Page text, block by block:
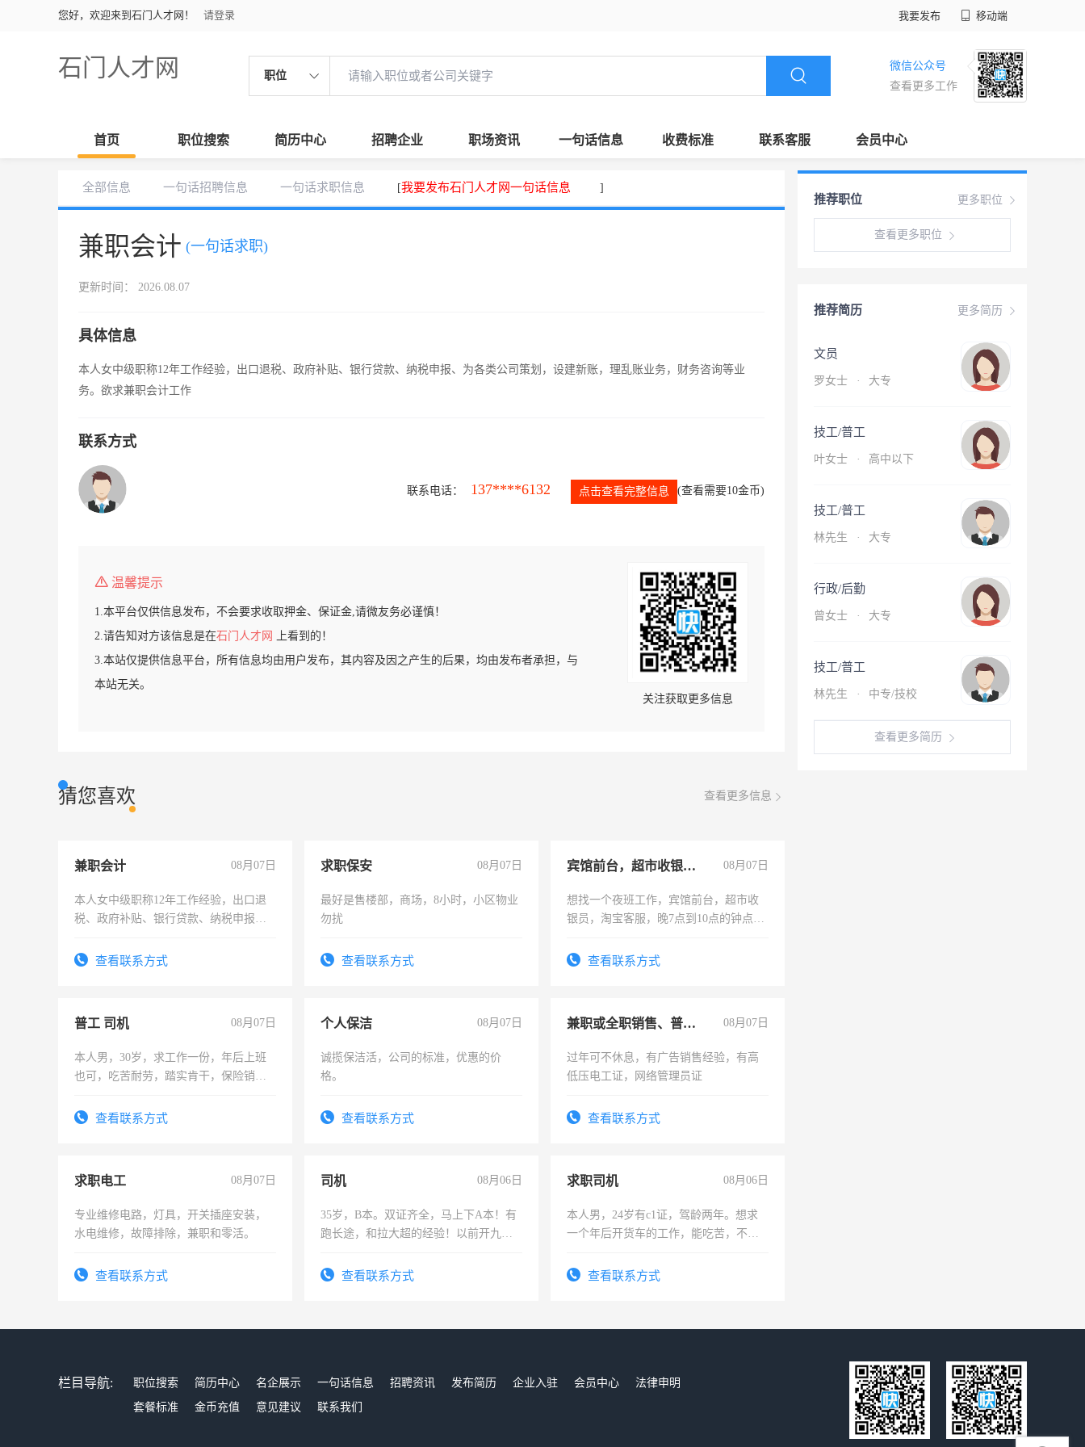
您好，欢迎来到石门人才网！ 请登录 我要发布 移动端
石门人才网 职位
微信公众号
查看更多工作
首页 职位搜索 简历中心 招聘企业 职场资讯 一句话信息 收费标准 联系客服 会员中心
全部信息 一句话招聘信息 一句话求职信息 [我要发布石门人才网一句话信息 ]
兼职会计 (一句话求职)
更新时间： 2026.08.07
具体信息
本人女中级职称12年工作经验，出口退税、政府补贴、银行贷款、纳税申报、为各类公司策划，设建新账，理乱账业务，财务咨询等业
务。欲求兼职会计工作
联系方式
联系电话： 137****6132 点击查看完整信息 (查看需要10金币)
温馨提示
1.本平台仅供信息发布，不会要求收取押金、保证金,请微友务必谨慎！
2.请告知对方该信息是在石门人才网
上看到的！
3.本站仅提供信息平台，所有信息均由用户发布，其内容及因之产生的后果，均由发布者承担，与
本站无关。
关注获取更多信息
猜您喜欢 查看更多信息
兼职会计 08月07日
本人女中级职称12年工作经验，出口退
税、政府补贴、银行贷款、纳税申报、
务，财务咨询等业务。欲求兼职会计工
查看联系方式
求职保安 08月07日
最好是售楼部，商场，8小时，小区物业
勿扰
查看联系方式
宾馆前台，超市收银员，淘宝客服 08月07日
想找一个夜班工作，宾馆前台，超市收
银员，淘宝客服，晚7点到10点的钟点
号同微信查看联系方式
普工 司机 08月07日
本人男，30岁，求工作一份，年后上班
也可，吃苦耐劳，踏实肯干，保险销售
查看联系方式
个人保洁 08月07日
诚揽保洁活，公司的标准，优惠的价
格。
查看联系方式
兼职或全职销售、普工、维修 08月07日
过年可不休息，有广告销售经验，有高
低压电工证，网络管理员证
查看联系方式
求职电工 08月07日
专业维修电路，灯具，开关插座安装，
水电维修，故障排除，兼职和零活。
查看联系方式
司机 08月06日
35岁，B本。双证齐全，马上下A本！有
跑长途，和拉大超的经验！以前开九米
查看联系方式
求职司机 08月06日
本人男，24岁有c1证，驾龄两年。想求
一个年后开货车的工作，能吃苦，不怕
查看联系方式
更多职位
推荐职位
查看更多职位
更多简历
推荐简历
文员
罗女士 · 大专
技工/普工
叶女士 · 高中以下
技工/普工
林先生 · 大专
行政/后勤
曾女士 · 大专
技工/普工
林先生 · 中专/技校
查看更多简历
栏目导航: 职位搜索 简历中心 名企展示 一句话信息 招聘资讯 发布简历 企业入驻 会员中心
法律申明
套餐标准
金币充值 意见建议 联系我们